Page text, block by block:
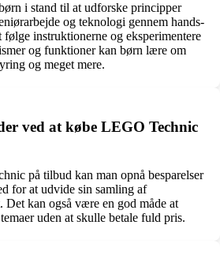
i stand til at udforske principper
og teknologi gennem hands-
instruktionerne og eksperimentere
og funktioner kan børn lære om
og meget mere.
ved at købe LEGO Technic
på tilbud kan man opnå besparelser
for at udvide sin samling af
kan også være en god måde at
uden at skulle betale fuld pris.